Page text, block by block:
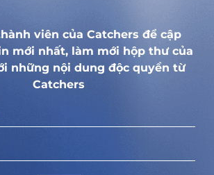
viên của Catchers để cập
mới nhất, làm mới hộp thư của
những nội dung độc quyền từ
Catchers